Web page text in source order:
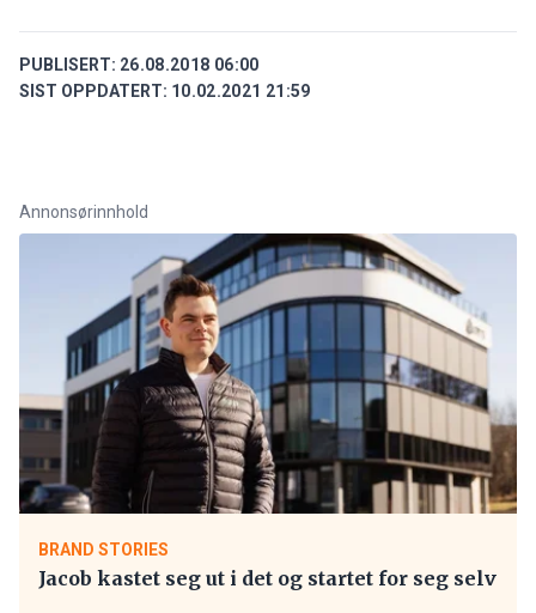
PUBLISERT: 26.08.2018 06:00
SIST OPPDATERT: 10.02.2021 21:59
Annonsørinnhold
BRAND STORIES
Jacob kastet seg ut i det og startet for seg selv